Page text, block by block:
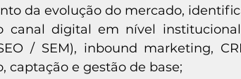
da evolução do mercado,
canal digital em nível
/ SEM), inbound marketing,
captação e gestão de base;